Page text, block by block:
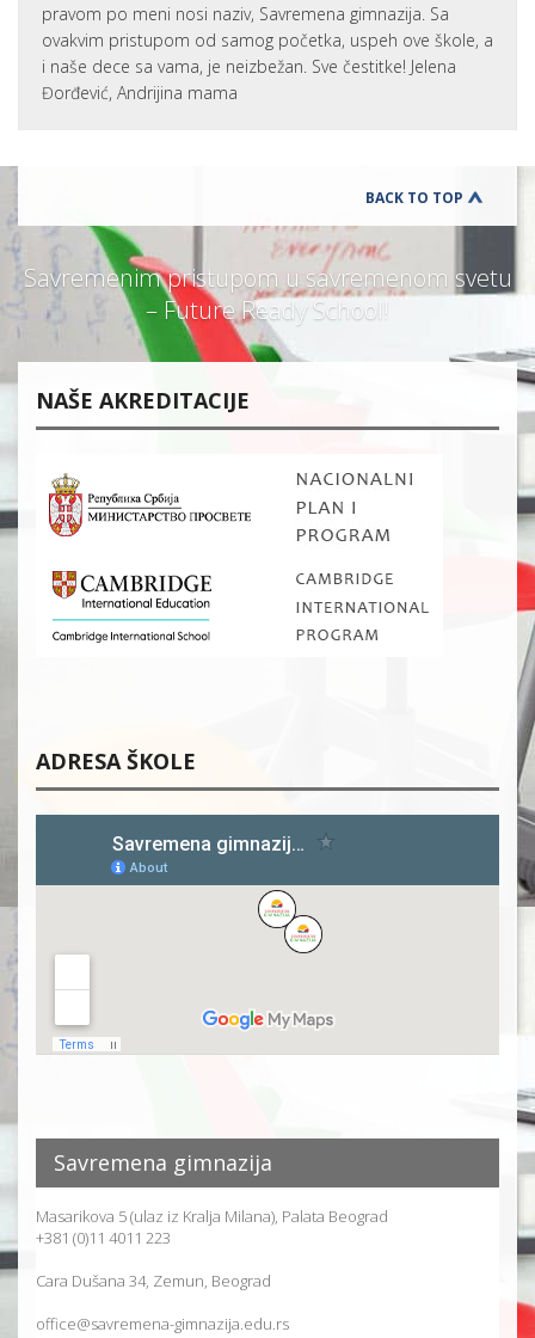
pravom po meni nosi naziv, Savremena gimnazija. Sa
ovakvim pristupom od samog početka, uspeh ove škole, a
i naše dece sa vama, je neizbežan. Sve čestitke! Jelena
Đorđević, Andrijina mama
BACK TO TOP
Savremenim pristupom u savremenom svetu
– Future Ready School!
NAŠE AKREDITACIJE
ADRESA ŠKOLE
Savremena gimnazija
Masarikova 5 (ulaz iz Kralja Milana), Palata Beograd
+381 (0)11 4011 223
Cara Dušana 34, Zemun, Beograd
office@savremena-gimnazija.edu.rs